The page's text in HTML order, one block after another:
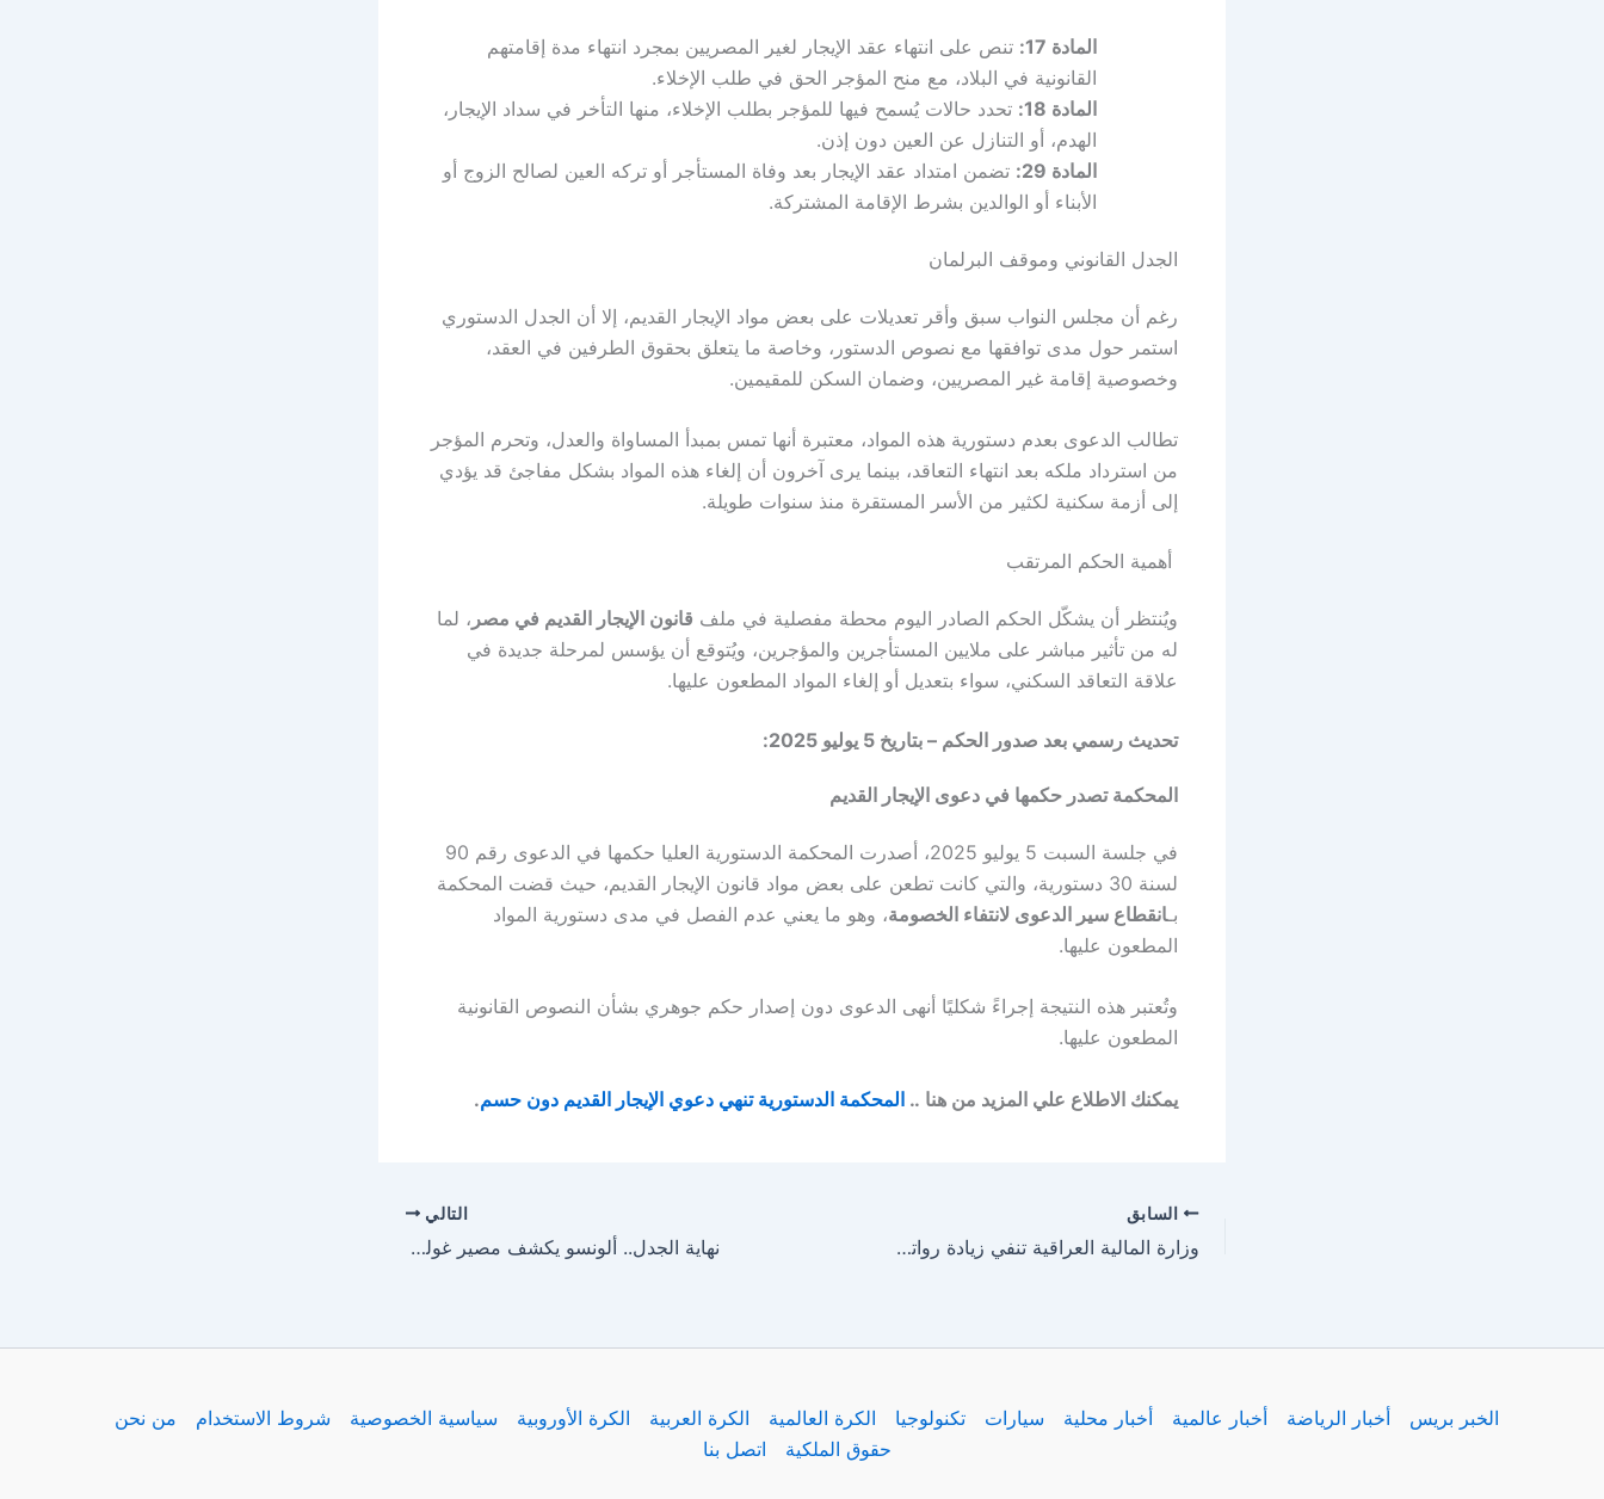
المادة 17:
تنص على انتهاء عقد الإيجار لغير المصريين بمجرد انتهاء مدة إقامتهم
القانونية في البلاد، مع منح المؤجر الحق في طلب الإخلاء.
المادة 18:
تحدد حالات يُسمح فيها للمؤجر بطلب الإخلاء، منها التأخر في سداد الإيجار،
الهدم، أو التنازل عن العين دون إذن.
المادة 29:
تضمن امتداد عقد الإيجار بعد وفاة المستأجر أو تركه العين لصالح الزوج أو
الأبناء أو الوالدين بشرط الإقامة المشتركة.
الجدل القانوني وموقف البرلمان
رغم أن مجلس النواب سبق وأقر تعديلات على بعض مواد الإيجار القديم، إلا أن الجدل الدستوري
استمر حول مدى توافقها مع نصوص الدستور، وخاصة ما يتعلق بحقوق الطرفين في العقد،
وخصوصية إقامة غير المصريين، وضمان السكن للمقيمين.
تطالب الدعوى بعدم دستورية هذه المواد، معتبرة أنها تمس بمبدأ المساواة والعدل، وتحرم المؤجر
من استرداد ملكه بعد انتهاء التعاقد، بينما يرى آخرون أن إلغاء هذه المواد بشكل مفاجئ قد يؤدي
إلى أزمة سكنية لكثير من الأسر المستقرة منذ سنوات طويلة.
أهمية الحكم المرتقب
ويُنتظر أن يشكّل الحكم الصادر اليوم محطة مفصلية في ملف قانون الإيجار القديم في مصر ، لما
له من تأثير مباشر على ملايين المستأجرين والمؤجرين، ويُتوقع أن يؤسس لمرحلة جديدة في
علاقة التعاقد السكني، سواء بتعديل أو إلغاء المواد المطعون عليها.
تحديث رسمي بعد صدور الحكم – بتاريخ 5 يوليو 2025:
المحكمة تصدر حكمها في دعوى الإيجار القديم
في جلسة السبت 5 يوليو 2025، أصدرت المحكمة الدستورية العليا حكمها في الدعوى رقم 90
لسنة 30 دستورية، والتي كانت تطعن على بعض مواد قانون الإيجار القديم، حيث قضت المحكمة
بـانقطاع سير الدعوى لانتفاء الخصومة، وهو ما يعني عدم الفصل في مدى دستورية المواد
المطعون عليها.
وتُعتبر هذه النتيجة إجراءً شكليًا أنهى الدعوى دون إصدار حكم جوهري بشأن النصوص القانونية
المطعون عليها.
يمكنك الاطلاع علي المزيد من هنا .. المحكمة الدستورية تنهي دعوي الإيجار القديم دون حسم.
السابق
وزارة المالية العراقية تنفي زيادة رواتب المتقاعدين في أغسطس.. وموعد جديد معلن من الحكومة
التالي
نهاية الجدل.. ألونسو يكشف مصير غولر في تشكيل ريال مدريد!
الخبر بريس أخبار الرياضة أخبار عالمية أخبار محلية سيارات تكنولوجيا الكرة العالمية الكرة العربية الكرة الأوروبية سياسية الخصوصية شروط الاستخدام
من نحن
حقوق الملكية
اتصل بنا